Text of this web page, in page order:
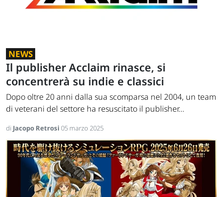
NEWS
Il publisher Acclaim rinasce, si
concentrerà su indie e classici
Dopo oltre 20 anni dalla sua scomparsa nel 2004, un team
di veterani del settore ha resuscitato il publisher...
di Jacopo Retrosi 05 marzo 2025